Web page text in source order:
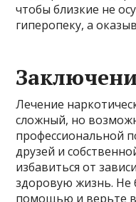
чтобы близкие не
гиперопеку, а
Лечение
сложный, но
профессиональной
друзей и
избавиться от
здоровую жизнь. Не
помощью и верьте